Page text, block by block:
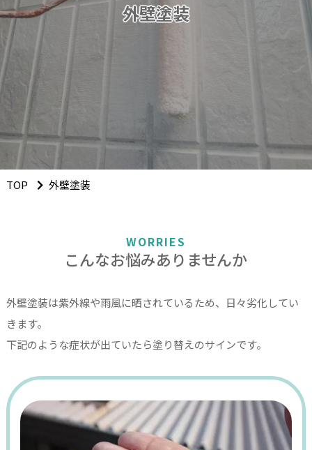
外壁塗装
TOP 外壁塗装
WORRIES
こんなお悩みありませんか
外壁塗装は紫外線や雨風に晒されているため、日々劣化してい
きます。
下記のような症状が出ていたら塗り替えのサインです。